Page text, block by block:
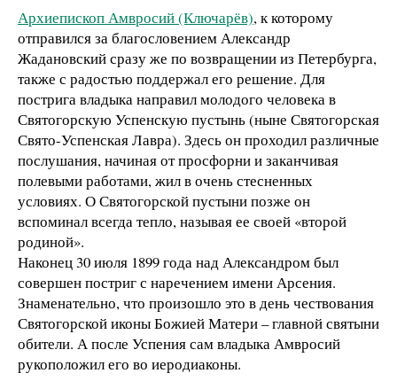
Архиепископ Амвросий (Ключарёв), к которому
отправился за благословением Александр
Жадановский сразу же по возвращении из Петербурга,
также с радостью поддержал его решение. Для
пострига владыка направил молодого человека в
Святогорскую Успенскую пустынь (ныне Святогорская
Свято-Успенская Лавра). Здесь он проходил различные
послушания, начиная от просфорни и заканчивая
полевыми работами, жил в очень стесненных
условиях. О Святогорской пустыни позже он
вспоминал всегда тепло, называя ее своей «второй
родиной».
Наконец 30 июля 1899 года над Александром был
совершен постриг с наречением имени Арсения.
Знаменательно, что произошло это в день чествования
Святогорской иконы Божией Матери – главной святыни
обители. А после Успения сам владыка Амвросий
рукоположил его во иеродиаконы.